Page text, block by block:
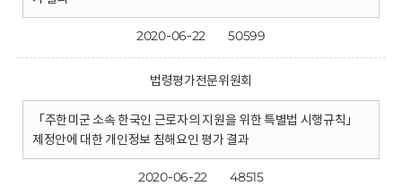
2020-06-22 50599
법령평가전문위원회
「주한미군 소속 한국인 근로자의 지원을 위한 특별법 시행규칙」
제정안에 대한 개인정보 침해요인 평가 결과
2020-06-22 48515